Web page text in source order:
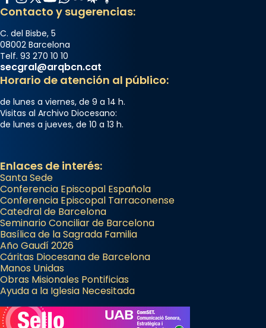
Contacto y sugerencias:
C. del Bisbe, 5
08002 Barcelona
Telf. 93 270 10 10
secgral@arqbcn.cat
Horario de atención al público:
de lunes a viernes, de 9 a 14 h.
Visitas al Archivo Diocesano:
de lunes a jueves, de 10 a 13 h.
Enlaces de interés:
Santa Sede
Conferencia Episcopal Española
Conferencia Episcopal Tarraconense
Catedral de Barcelona
Seminario Conciliar de Barcelona
Basílica de la Sagrada Familia
Año Gaudí 2026
Cáritas Diocesana de Barcelona
Manos Unidas
Obras Misionales Pontificias
Ayuda a la Iglesia Necesitada